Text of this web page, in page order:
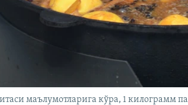
маълумотларига кўра, 1 килограмм